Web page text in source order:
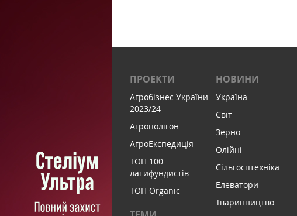
ПРОЕКТИ
Агробізнес України
2023/24
Агрополігон
АгроЕкспедиція
ТОП 100
латифундистів
ТОП Organic
НОВИНИ
Україна
Світ
Зерно
Олійні
Сільгосптехніка
Елеватори
Тваринництво